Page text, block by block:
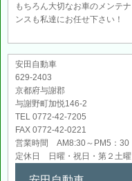
もちろん大切なお車のメンテナ
ンスも私達にお任せ下さい！
安田自動車
629-2403
京都府与謝郡
与謝野町加悦146-2
TEL 0772-42-7205
FAX 0772-42-0221
営業時間 AM8:30～PM5：30
定休日 日曜・祝日・第２土曜